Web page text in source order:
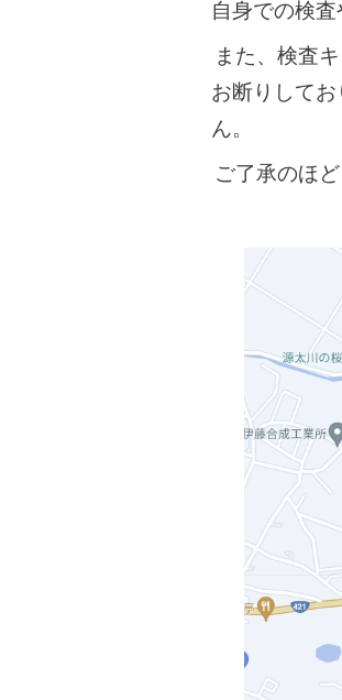
自身での検査
また、検査
お断りして
ん。
ご了承のほ